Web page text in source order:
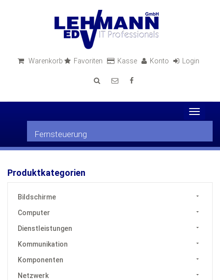
Warenkorb Favoriten Kasse Konto Login
Toggle
Fernsteuerung
Produktkategorien
Bildschirme
Computer
Dienstleistungen
Kommunikation
Komponenten
Netzwerk